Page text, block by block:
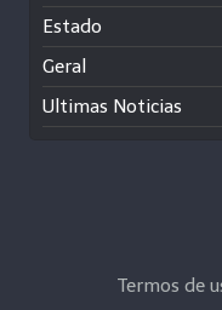
Estado
Geral
Ultimas Noticias
Termos de